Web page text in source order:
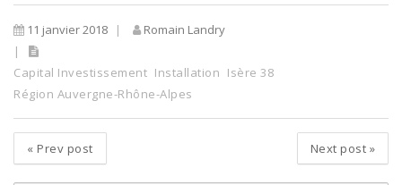
11 janvier 2018 Romain Landry
Capital Investissement Installation Isère 38
Région Auvergne-Rhône-Alpes
« Prev post Next post »